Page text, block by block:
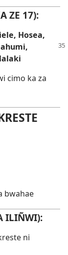
ZE 17):
Hosea,
cimo ka za
bwahae
ILIÑWI):
ni